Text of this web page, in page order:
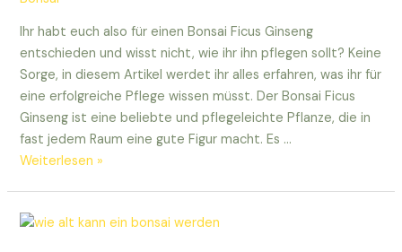
Ihr habt euch also für einen Bonsai Ficus Ginseng
entschieden und wisst nicht, wie ihr ihn pflegen sollt? Keine
Sorge, in diesem Artikel werdet ihr alles erfahren, was ihr für
eine erfolgreiche Pflege wissen müsst. Der Bonsai Ficus
Ginseng ist eine beliebte und pflegeleichte Pflanze, die in
fast jedem Raum eine gute Figur macht. Es …
Wie
einen
Weiterlesen »